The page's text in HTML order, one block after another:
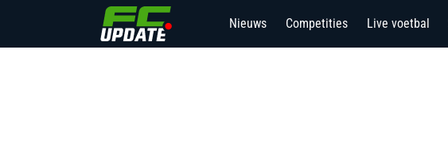
Nieuws Competities Live voetbal